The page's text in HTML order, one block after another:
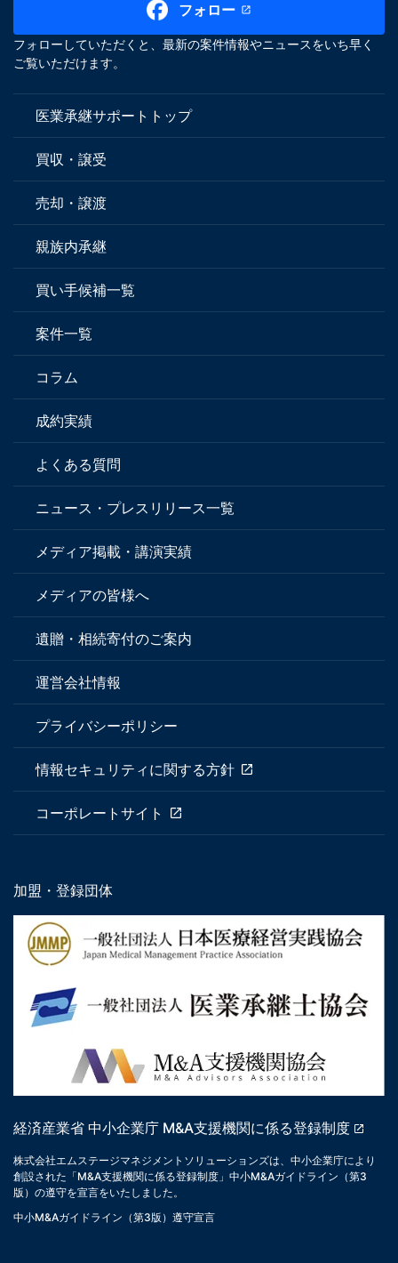
フォロー
フォローしていただくと、最新の案件情報やニュースをいち早く
ご覧いただけます。
医業承継サポートトップ
買収・譲受
売却・譲渡
親族内承継
買い手候補一覧
案件一覧
コラム
成約実績
よくある質問
ニュース・プレスリリース一覧
メディア掲載・講演実績
メディアの皆様へ
遺贈・相続寄付のご案内
運営会社情報
プライバシーポリシー
情報セキュリティに関する方針
コーポレートサイト
加盟・登録団体
経済産業省 中小企業庁 M&A支援機関に係る登録制度
株式会社エムステージマネジメントソリューションズは、中小企業庁により
創設された「M&A支援機関に係る登録制度」中小M&Aガイドライン（第3
版）の遵守を宣言をいたしました。
中小M&Aガイドライン（第3版）遵守宣言